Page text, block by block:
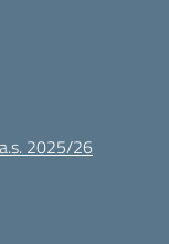
2025/26